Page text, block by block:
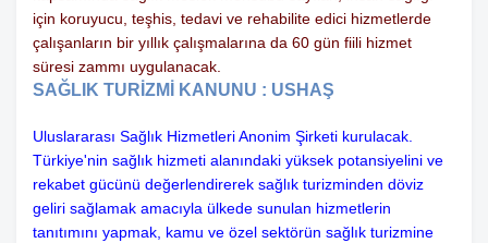
için koruyucu, teşhis, tedavi ve rehabilite edici hizmetlerde
çalışanların bir yıllık çalışmalarına da 60 gün fiili hizmet
süresi zammı uygulanacak.
SAĞLIK TURİZMİ KANUNU : USHAŞ
Uluslararası Sağlık Hizmetleri Anonim Şirketi kurulacak.
Türkiye'nin sağlık hizmeti alanındaki yüksek potansiyelini ve
rekabet gücünü değerlendirerek sağlık turizminden döviz
geliri sağlamak amacıyla ülkede sunulan hizmetlerin
tanıtımını yapmak, kamu ve özel sektörün sağlık turizmine